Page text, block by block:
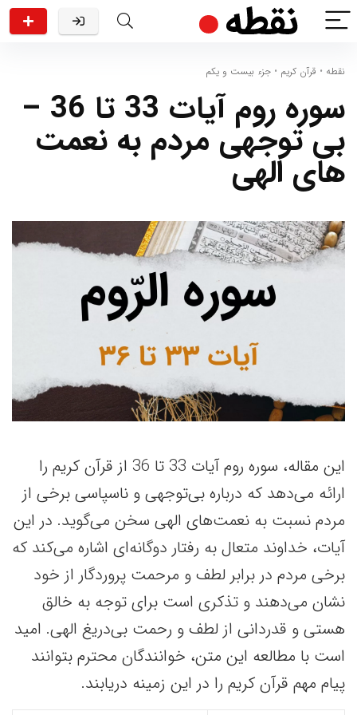
نقطه • قرآن کریم • جزء بیست و یکم
سوره روم آیات 33 تا 36 –
بی توجهی مردم به نعمت
های الهی
این مقاله، سوره روم آیات 33 تا 36 از قرآن کریم را
ارائه می‌دهد که درباره بی‌توجهی و ناسپاسی برخی از
مردم نسبت به نعمت‌های الهی سخن می‌گوید. در این
آیات، خداوند متعال به رفتار دوگانه‌ای اشاره می‌کند که
برخی مردم در برابر لطف و مرحمت پروردگار از خود
نشان می‌دهند و تذکری است برای توجه به خالق
هستی و قدردانی از لطف و رحمت بی‌دریغ الهی. امید
است با مطالعه این متن، خوانندگان محترم بتوانند
پیام مهم قرآن کریم را در این زمینه دریابند.